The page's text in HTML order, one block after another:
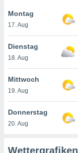
nicht
von
und
auf
klicken.
Montag
17. Aug
Dienstag
18. Aug
Mittwoch
19. Aug
Donnerstag
20. Aug
Wettergrafiken